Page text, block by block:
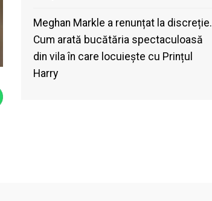
Meghan Markle a renunțat la discreție.
Cum arată bucătăria spectaculoasă
din vila în care locuiește cu Prințul
Harry